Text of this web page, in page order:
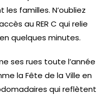
familles. N’oubliez
au RER C qui relie
quelques minutes.
ses rues toute l’année
la Fête de la Ville en
qui reflètent